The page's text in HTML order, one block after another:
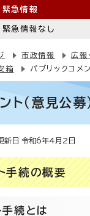
緊急情報
緊急情報なし
市政情報 広報
箱
パブリックコメ
ト（意見公募
日 令和6年4月2日
手続の概要
手続とは